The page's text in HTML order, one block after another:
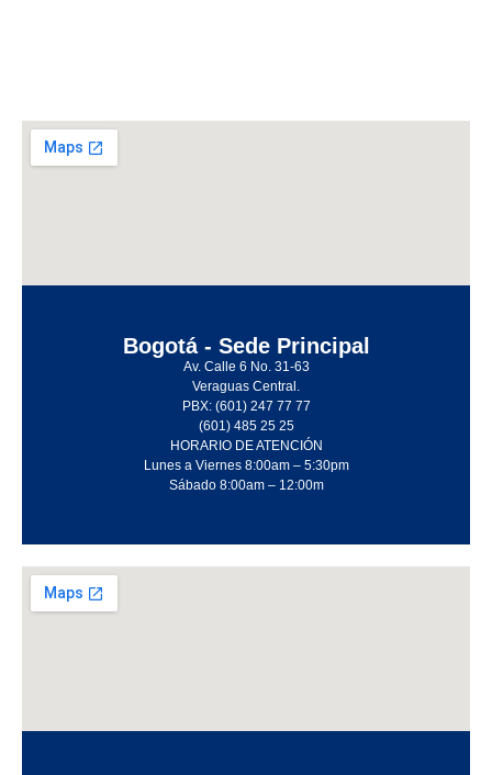
Bogotá - Sede Principal
Av. Calle 6 No. 31-63
Veraguas Central.
PBX: (601) 247 77 77
(601) 485 25 25
HORARIO DE ATENCIÓN
Lunes a Viernes 8:00am – 5:30pm
Sábado 8:00am – 12:00m